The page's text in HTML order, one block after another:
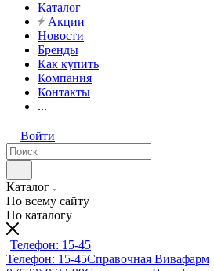
Каталог
Акции
Новости
Бренды
Как купить
Компания
Контакты
...
Войти
Каталог
По всему сайту
По каталогу
Телефон: 15-45
Телефон: 15-45Справочная Вивафарм